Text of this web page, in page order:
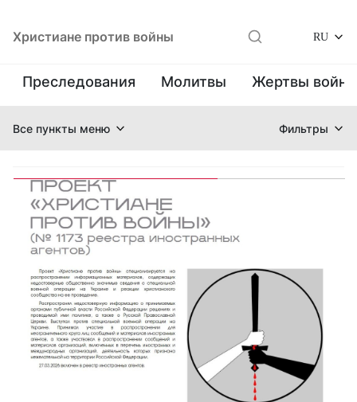
Христиане против войны RU
Преследования Молитвы Жертвы
Все пункты меню Фильтры